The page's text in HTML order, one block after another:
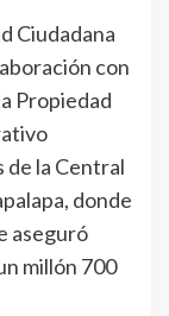
Ciudadana
con
Propiedad
de la Central
donde
aseguró
millón 700